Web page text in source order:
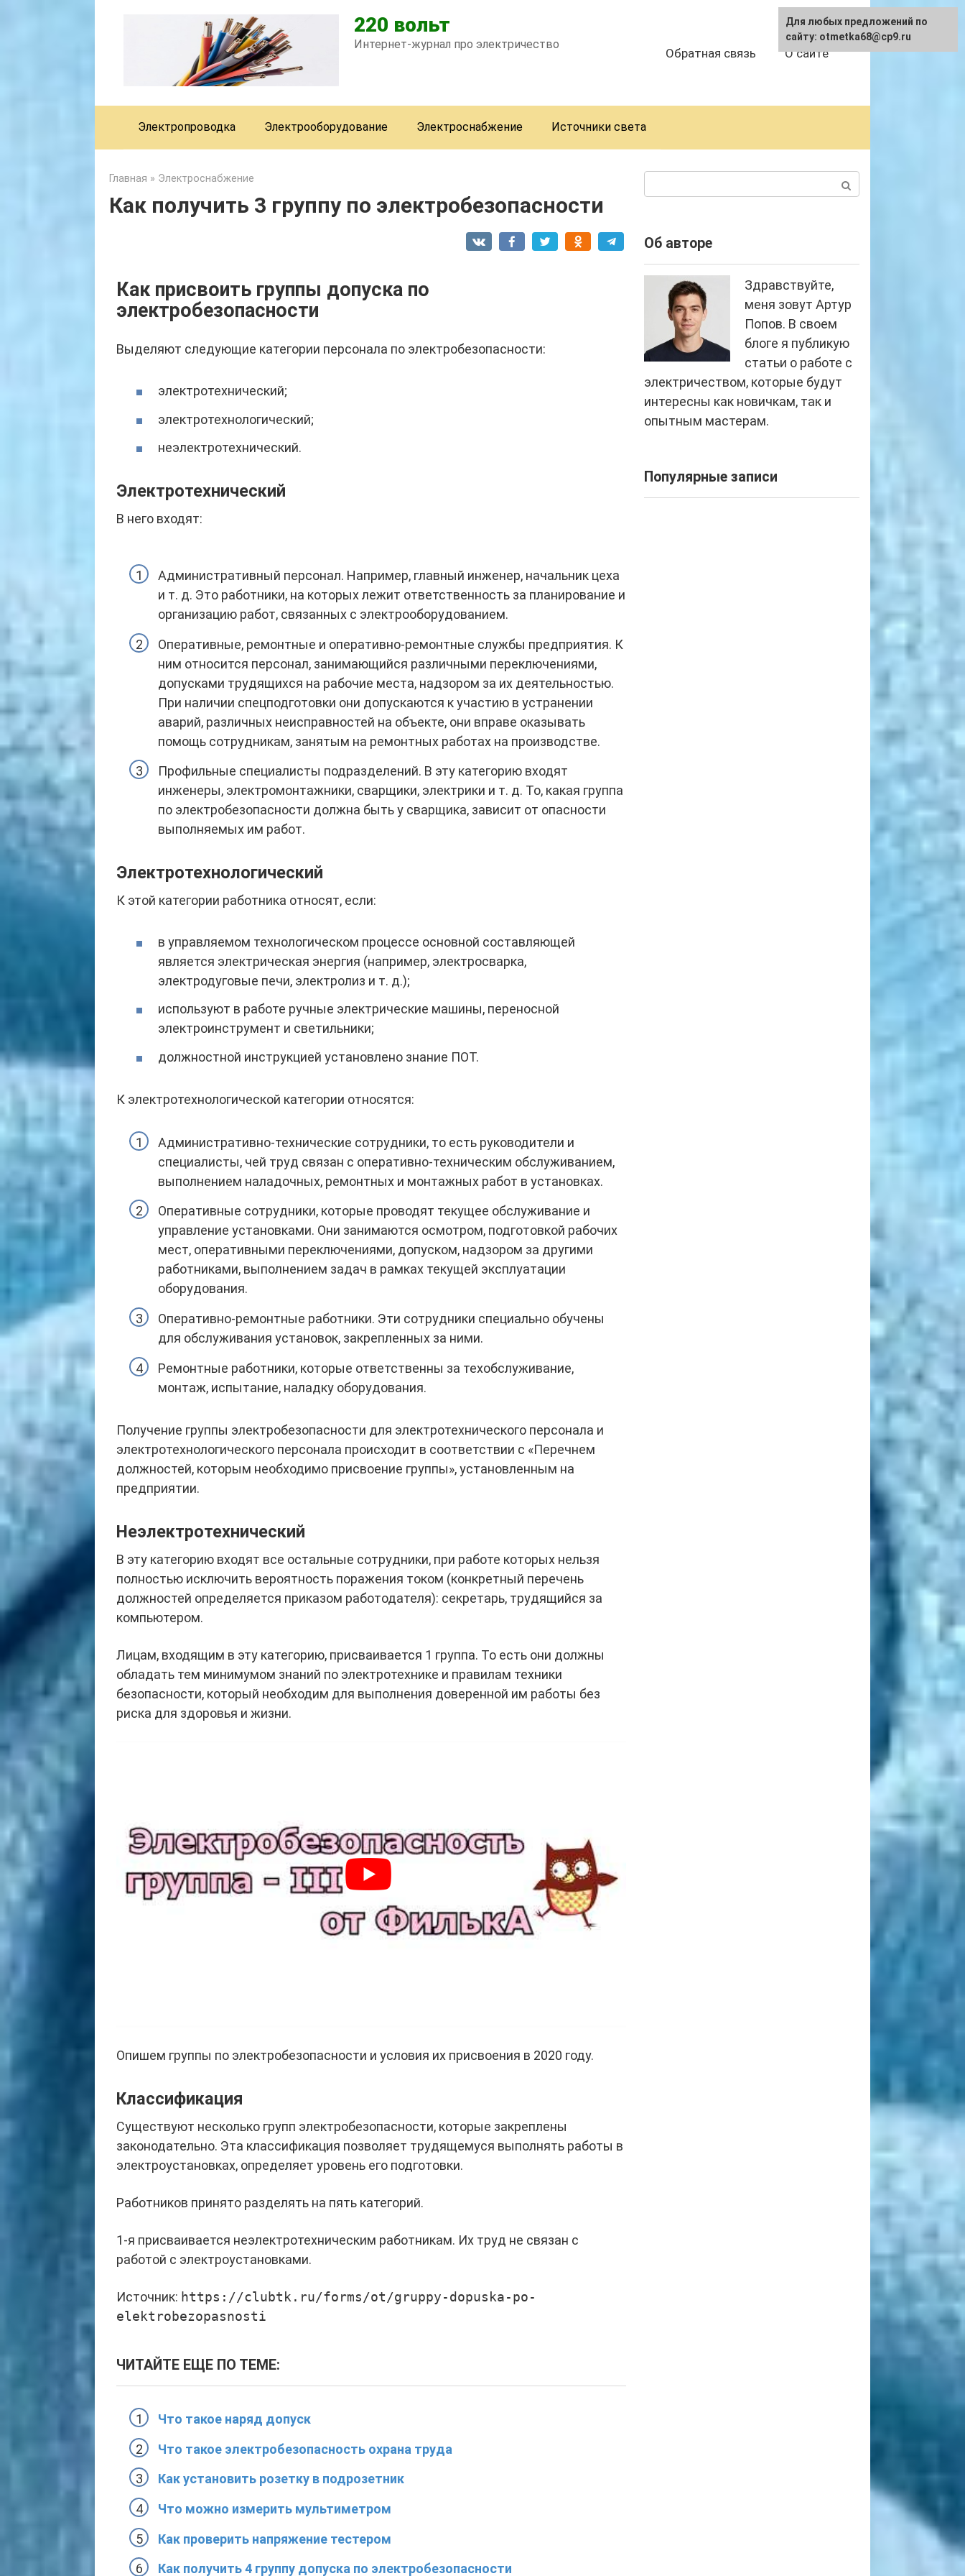
220 вольт
Интернет-журнал про электричество
Обратная связь О сайте
Электропроводка Электрооборудование Электроснабжение Источники света
Главная » Электроснабжение
Как получить 3 группу по электробезопасности
Как присвоить группы допуска по
электробезопасности
Выделяют следующие категории персонала по электробезопасности:
электротехнический;
электротехнологический;
неэлектротехнический.
Электротехнический
В него входят:
Административный персонал. Например, главный инженер, начальник цеха
и т. д. Это работники, на которых лежит ответственность за планирование и
организацию работ, связанных с электрооборудованием.
Оперативные, ремонтные и оперативно-ремонтные службы предприятия. К
ним относится персонал, занимающийся различными переключениями,
допусками трудящихся на рабочие места, надзором за их деятельностью.
При наличии спецподготовки они допускаются к участию в устранении
аварий, различных неисправностей на объекте, они вправе оказывать
помощь сотрудникам, занятым на ремонтных работах на производстве.
Профильные специалисты подразделений. В эту категорию входят
инженеры, электромонтажники, сварщики, электрики и т. д. То, какая группа
по электробезопасности должна быть у сварщика, зависит от опасности
выполняемых им работ.
Электротехнологический
К этой категории работника относят, если:
в управляемом технологическом процессе основной составляющей
является электрическая энергия (например, электросварка,
электродуговые печи, электролиз и т. д.);
используют в работе ручные электрические машины, переносной
электроинструмент и светильники;
должностной инструкцией установлено знание ПОТ.
К электротехнологической категории относятся:
Административно-технические сотрудники, то есть руководители и
специалисты, чей труд связан с оперативно-техническим обслуживанием,
выполнением наладочных, ремонтных и монтажных работ в установках.
Оперативные сотрудники, которые проводят текущее обслуживание и
управление установками. Они занимаются осмотром, подготовкой рабочих
мест, оперативными переключениями, допуском, надзором за другими
работниками, выполнением задач в рамках текущей эксплуатации
оборудования.
Оперативно-ремонтные работники. Эти сотрудники специально обучены
для обслуживания установок, закрепленных за ними.
Ремонтные работники, которые ответственны за техобслуживание,
монтаж, испытание, наладку оборудования.
Получение группы электробезопасности для электротехнического персонала и
электротехнологического персонала происходит в соответствии с «Перечнем
должностей, которым необходимо присвоение группы», установленным на
предприятии.
Неэлектротехнический
В эту категорию входят все остальные сотрудники, при работе которых нельзя
полностью исключить вероятность поражения током (конкретный перечень
должностей определяется приказом работодателя): секретарь, трудящийся за
компьютером.
Лицам, входящим в эту категорию, присваивается 1 группа. То есть они должны
обладать тем минимумом знаний по электротехнике и правилам техники
безопасности, который необходим для выполнения доверенной им работы без
риска для здоровья и жизни.
Опишем группы по электробезопасности и условия их присвоения в 2020 году.
Классификация
Существуют несколько групп электробезопасности, которые закреплены
законодательно. Эта классификация позволяет трудящемуся выполнять работы в
электроустановках, определяет уровень его подготовки.
Работников принято разделять на пять категорий.
1-я присваивается неэлектротехническим работникам. Их труд не связан с
работой с электроустановками.
Источник: https://clubtk.ru/forms/ot/gruppy-dopuska-po-
elektrobezopasnosti
ЧИТАЙТЕ ЕЩЕ ПО ТЕМЕ:
Что такое наряд допуск
Что такое электробезопасность охрана труда
Как установить розетку в подрозетник
Что можно измерить мультиметром
Как проверить напряжение тестером
Как получить 4 группу допуска по электробезопасности
Об авторе
Здравствуйте,
меня зовут Артур
Попов. В своем
блоге я публикую
статьи о работе с
электричеством, которые будут
интересны как новичкам, так и
опытным мастерам.
Популярные записи
Для любых предложений по
сайту: otmetka68@cp9.ru